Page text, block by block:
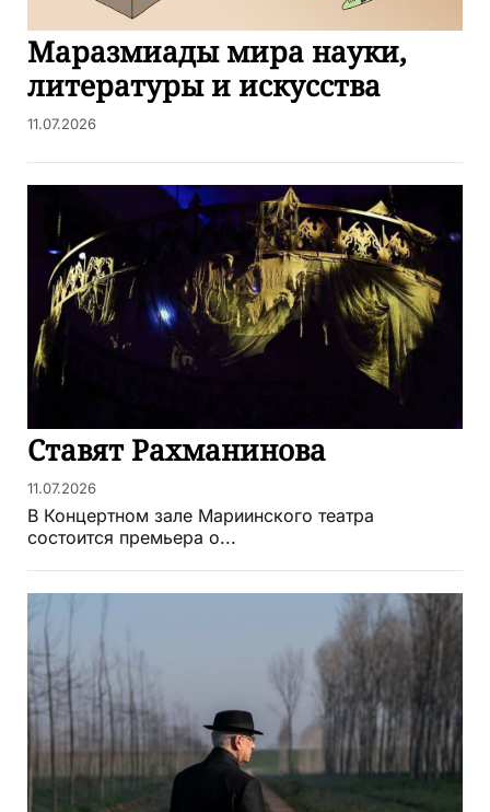
Маразмиады мира науки,
литературы и искусства
11.07.2026
Ставят Рахманинова
11.07.2026
В Концертном зале Мариинского театра
состоится премьера о...